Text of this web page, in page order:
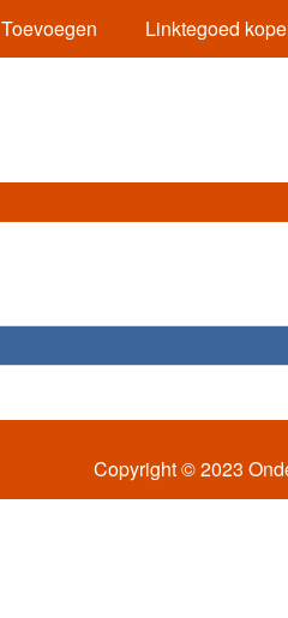
Toevoegen Linktegoed
Copyright © 2023